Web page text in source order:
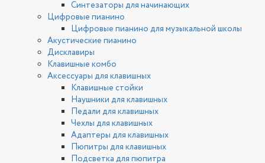
Синтезаторы для начинающих
Цифровые пианино
Цифровые пианино для музыкальной школы
Акустические пианино
Дисклавиры
Клавишные комбо
Аксессуары для клавишных
Клавишные стойки
Наушники для клавишных
Педали для клавишных
Чехлы для клавишных
Адаптеры для клавишных
Пюпитры для клавишных
Подсветка для пюпитра